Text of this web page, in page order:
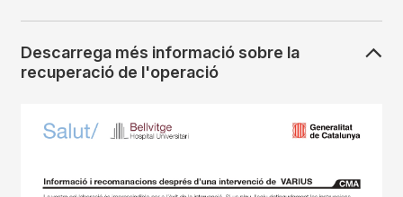
Descarrega més informació sobre la
recuperació de l'operació